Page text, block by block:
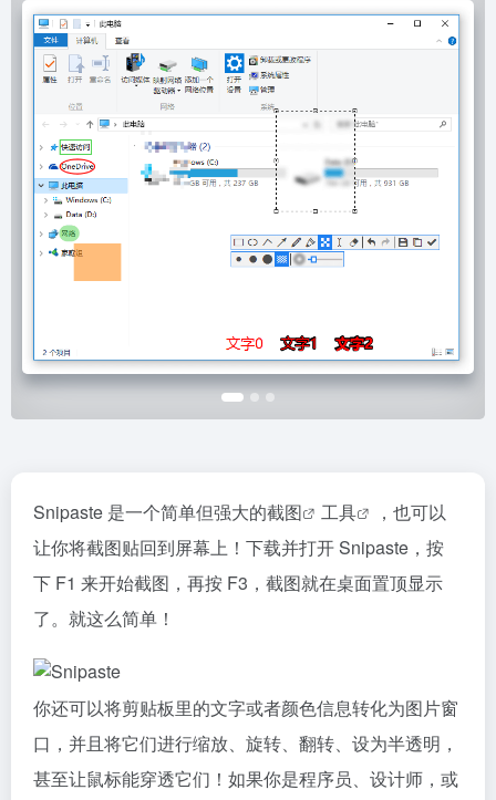
Snipaste 是一个简单但强大的截图 工具
，也可以
让你将截图贴回到屏幕上！下载并打开 Snipaste，按
下 F1 来开始截图，再按 F3，截图就在桌面置顶显示
了。就这么简单！
你还可以将剪贴板里的文字或者颜色信息转化为图片窗
口，并且将它们进行缩放、旋转、翻转、设为半透明，
甚至让鼠标能穿透它们！如果你是程序员、设计师，或